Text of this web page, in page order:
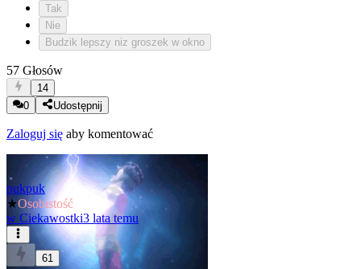
Tak
Nie
Budzik lepszy niz groszek w okno
57 Głosów
14
0
Udostępnij
Zaloguj się aby komentować
pukpuk
★Osobistość
w Ciekawostki3 lata temu
61